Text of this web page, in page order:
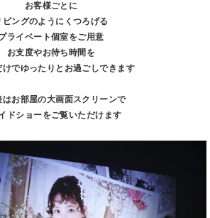
お客様ごとに
ビングのようにくつろげる
ライベート個室をご用意
お支度やお待ち時間を
けでゆったりとお過ごしできます
はお部屋の大画面スクリーンで
ドショーをご覧いただけます